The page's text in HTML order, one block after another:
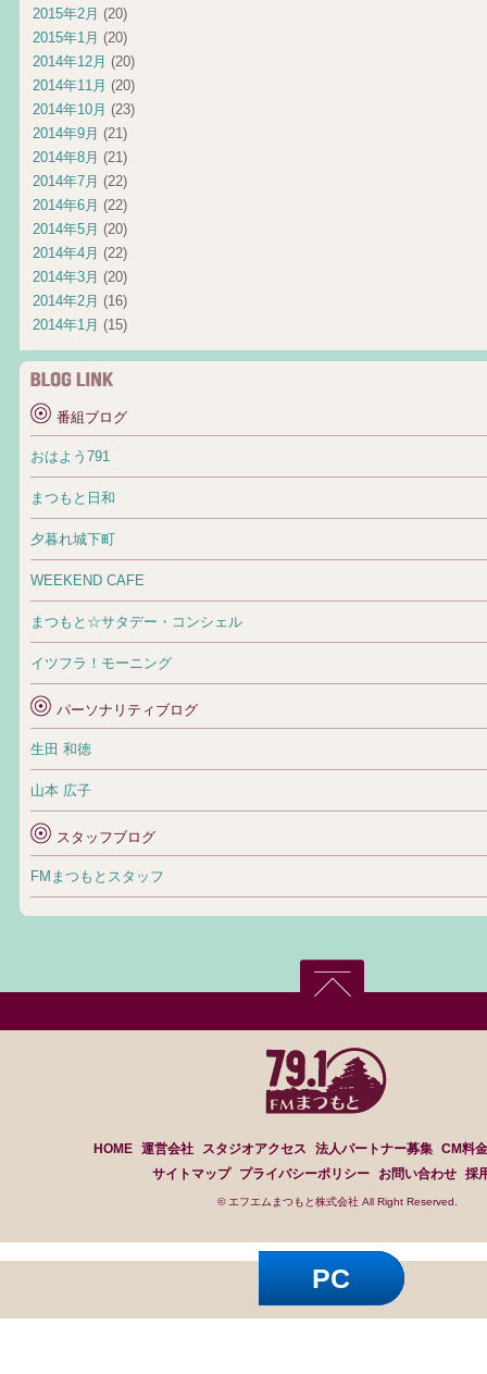
2015年2月 (20)
2015年1月 (20)
2014年12月 (20)
2014年11月 (20)
2014年10月 (23)
2014年9月 (21)
2014年8月 (21)
2014年7月 (22)
2014年6月 (22)
2014年5月 (20)
2014年4月 (22)
2014年3月 (20)
2014年2月 (16)
2014年1月 (15)
番組ブログ
おはよう791
まつもと日和
夕暮れ城下町
WEEKEND CAFE
まつもと☆サタデー・コンシェル
イツフラ！モーニング
パーソナリティブログ
生田 和徳
山本 広子
スタッフブログ
FMまつもとスタッフ
HOME 運営会社 スタジオアクセス 法人パートナー募集 CM料
サイトマップ
プライバシーポリシー お問い合わせ 採
© エフエムまつもと株式会社 All Right Reserved.
PC